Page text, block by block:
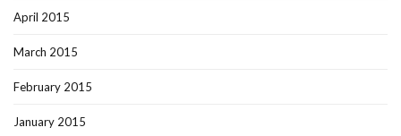
April 2015
March 2015
February 2015
January 2015